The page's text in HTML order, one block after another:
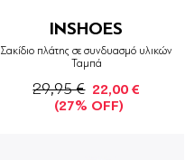
INSHOES
Σακίδιο πλάτης σε συνδυασμό υλικών
Ταμπά
29,95 € 22,00 €
(27% OFF)